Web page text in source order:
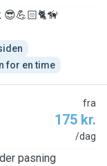
for en time
fra
175 kr.
/dag
pasning